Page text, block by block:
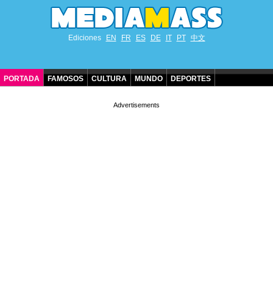
Ediciones EN FR ES DE IT PT 中文
PORTADA FAMOSOS CULTURA MUNDO DEPORTES